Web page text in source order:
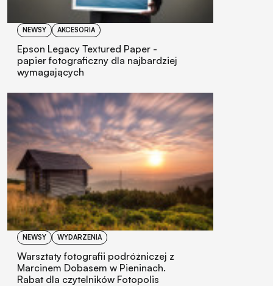
NEWSY AKCESORIA
Epson Legacy Textured Paper -
papier fotograficzny dla najbardziej
wymagających
NEWSY WYDARZENIA
Warsztaty fotografii podróżniczej z
Marcinem Dobasem w Pieninach.
Rabat dla czytelników Fotopolis